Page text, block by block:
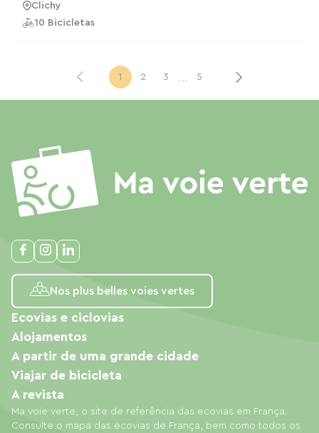
Clichy
10 Bicicletas
1 2 3 5
Nos plus belles voies vertes
Ma voie verte, o site de referência das ecovias em França.
Consulte o mapa das ecovias de França, bem como todos os
Ecovias e ciclovias
Alojamentos
A partir de uma grande cidade
Viajar de bicicleta
A revista